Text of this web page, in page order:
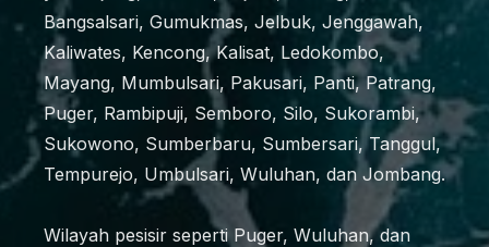
Bangsalsari, Gumukmas, Jelbuk, Jenggawah,
Kaliwates, Kencong, Kalisat, Ledokombo,
Mayang, Mumbulsari, Pakusari, Panti, Patrang,
Puger, Rambipuji, Semboro, Silo, Sukorambi,
Sukowono, Sumberbaru, Sumbersari, Tanggul,
Tempurejo, Umbulsari, Wuluhan, dan Jombang.
Wilayah pesisir seperti Puger, Wuluhan, dan